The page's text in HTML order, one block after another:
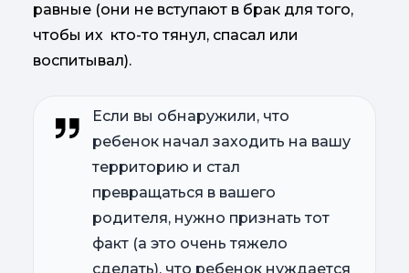
равные (они не вступают в брак для того,
чтобы их кто-то тянул, спасал или
воспитывал).
Если вы обнаружили, что
ребенок начал заходить на вашу
территорию и стал
превращаться в вашего
родителя, нужно признать тот
факт (а это очень тяжело
сделать), что ребенок нуждается